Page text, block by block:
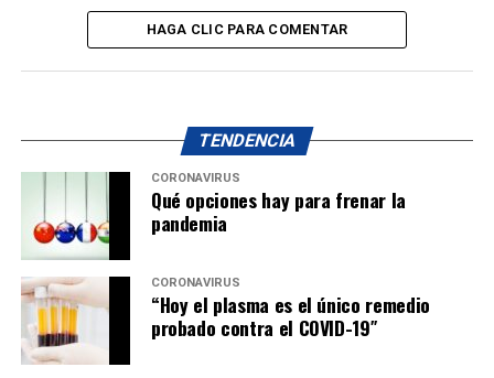
HAGA CLIC PARA COMENTAR
TENDENCIA
CORONAVIRUS
Qué opciones hay para frenar la
pandemia
CORONAVIRUS
“Hoy el plasma es el único remedio
probado contra el COVID-19″